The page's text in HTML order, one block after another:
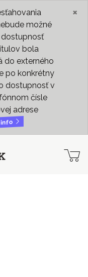
možné
dostupnosť
bola
do externého
po konkrétny
dostupnosť v
čísle
adrese
×